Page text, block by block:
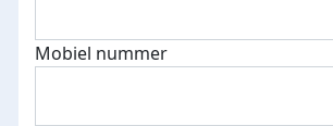
E-mails verstuurd
je je speciale KWF t-shirt!
Mobiel nummer